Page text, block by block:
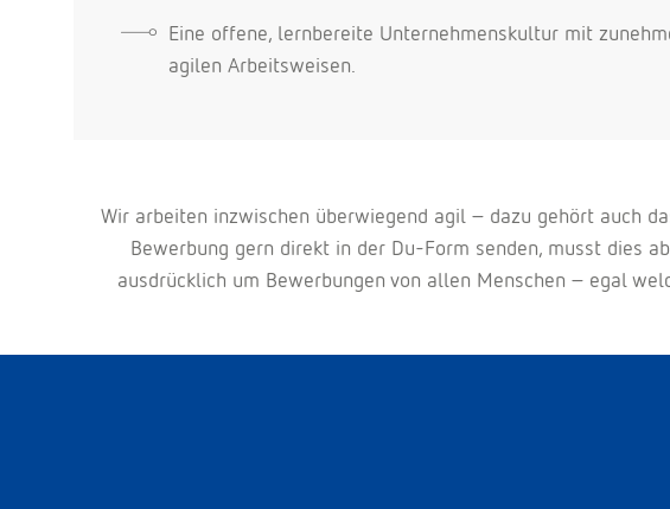
Eine offene, lernbereite Unternehmenskultur mit
agilen Arbeitsweisen.
Wir arbeiten inzwischen überwiegend agil – dazu gehört auch
Bewerbung gern direkt in der Du-Form senden, musst dies
ausdrücklich um Bewerbungen von allen Menschen – egal